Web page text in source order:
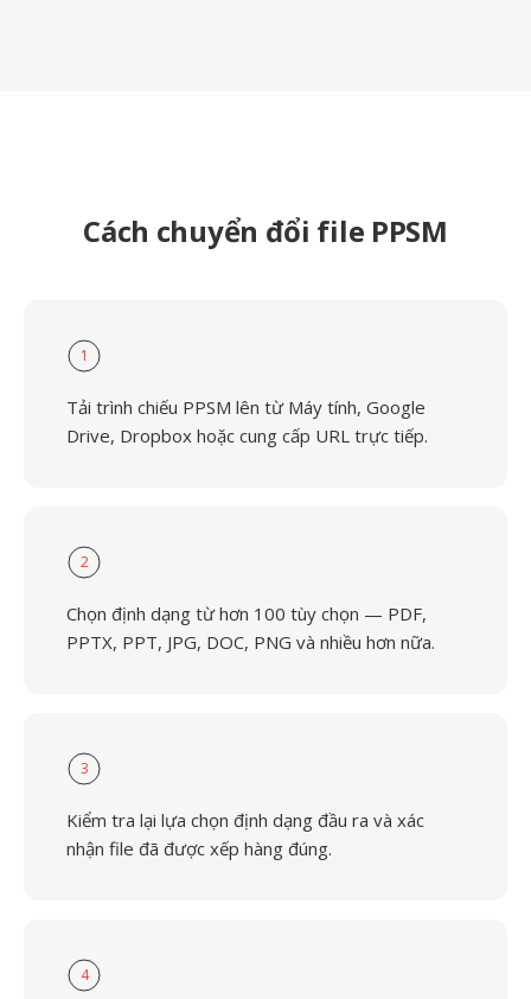
Cách chuyển đổi file PPSM
1
Tải trình chiếu PPSM lên từ Máy tính, Google
Drive, Dropbox hoặc cung cấp URL trực tiếp.
2
Chọn định dạng từ hơn 100 tùy chọn — PDF,
PPTX, PPT, JPG, DOC, PNG và nhiều hơn nữa.
3
Kiểm tra lại lựa chọn định dạng đầu ra và xác
nhận file đã được xếp hàng đúng.
4